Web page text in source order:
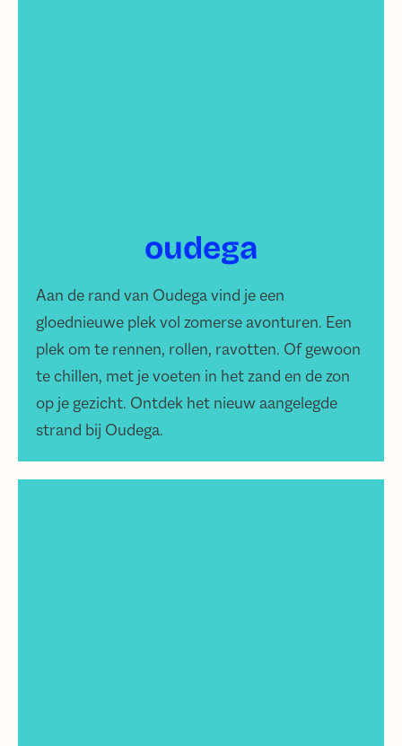
oudega
Aan de rand van Oudega vind je een
gloednieuwe plek vol zomerse avonturen. Een
plek om te rennen, rollen, ravotten. Of gewoon
te chillen, met je voeten in het zand en de zon
op je gezicht. Ontdek het nieuw aangelegde
strand bij Oudega.